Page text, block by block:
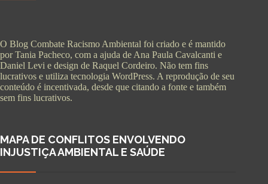
O Blog Combate Racismo Ambiental foi criado e é mantido
por Tania Pacheco, com a ajuda de Ana Paula Cavalcanti e
Daniel Levi e design de Raquel Cordeiro. Não tem fins
lucrativos e utiliza tecnologia WordPress. A reprodução de seu
conteúdo é incentivada, desde que citando a fonte e também
sem fins lucrativos.
MAPA DE CONFLITOS ENVOLVENDO
INJUSTIÇA AMBIENTAL E SAÚDE